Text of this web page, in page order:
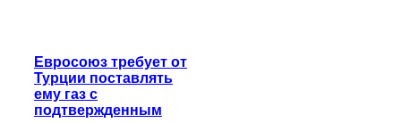
Евросоюз требует от
Турции поставлять
ему газ с
подтвержденным